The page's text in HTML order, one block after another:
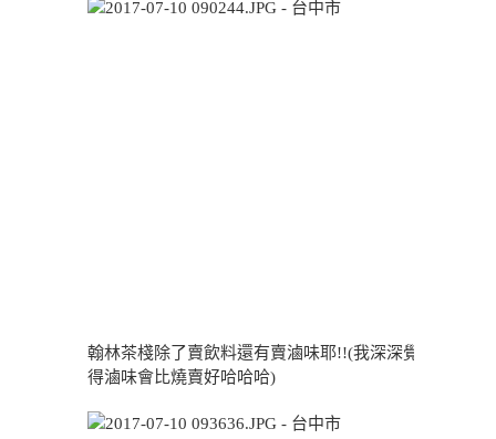
翰林茶棧除了賣飲料還有賣滷味耶!!(我深深覺
得滷味會比燒賣好哈哈哈)